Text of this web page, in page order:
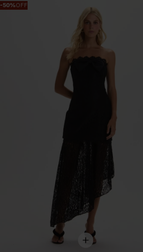
ALFAIATARIA
JAQUETAS
-50%OFF